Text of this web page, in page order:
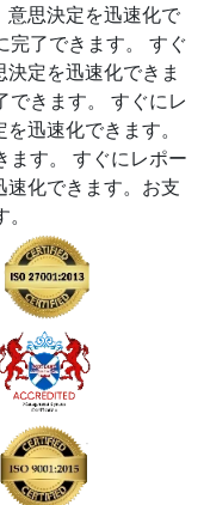
意思決定を迅速化で
了できます。
すぐ
定を迅速化できま
きます。
すぐにレ
迅速化できます。
す。
すぐにレポー
速化できます。お支